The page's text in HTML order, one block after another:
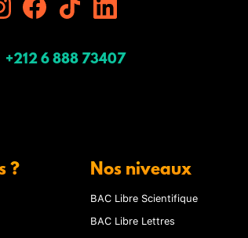
+212 6 888 73407
? Nos niveaux
BAC Libre Scientifique
BAC Libre Lettres